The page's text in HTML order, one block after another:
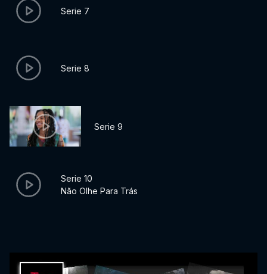
Serie 7
Serie 8
Serie 9
Serie 10
Não Olhe Para Trás